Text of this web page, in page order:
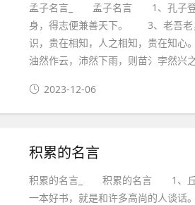
孟子名言_ 孟子名言 1、孔子登
身，得志便兼善天下。 3、老吾
识，贵在相知，人之相知，贵在知
油然作云，沛然下雨，则苗氵孛然
2023-12-06
积累的名言
积累的名言_ 积累的名言 1、丘
一本好书，就是和许多高尚的人谈